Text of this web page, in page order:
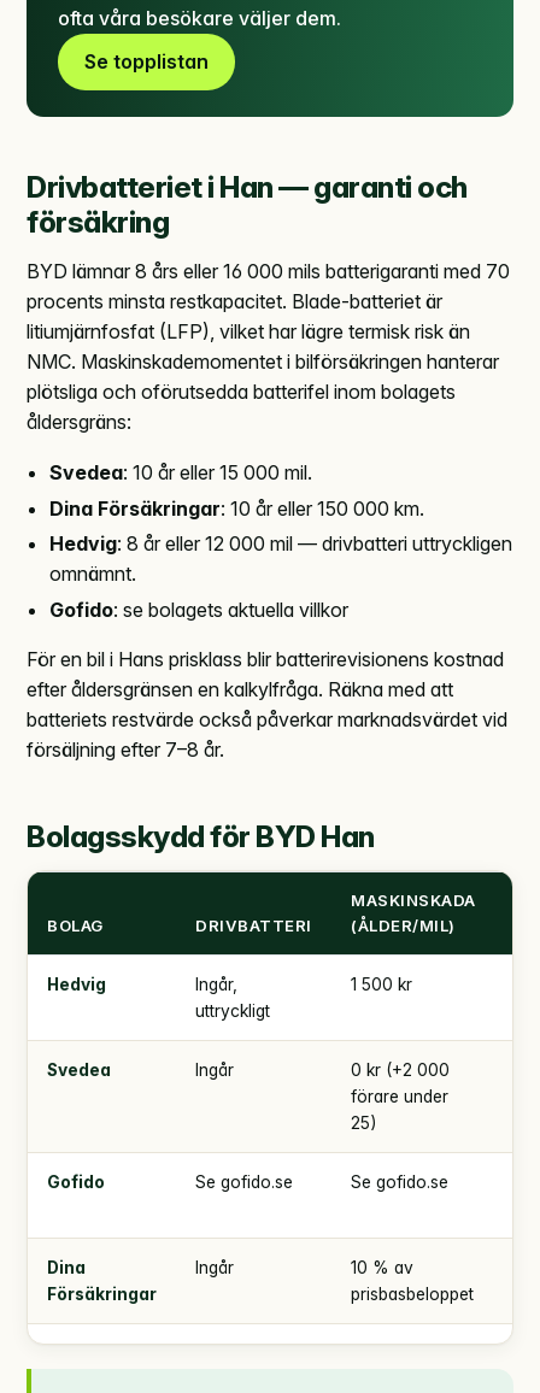
ofta våra besökare väljer dem.
Se topplistan
Drivbatteriet i Han — garanti och
försäkring
BYD lämnar 8 års eller 16 000 mils batterigaranti med 70
procents minsta restkapacitet. Blade-batteriet är
litiumjärnfosfat (LFP), vilket har lägre termisk risk än
NMC. Maskinskademomentet i bilförsäkringen hanterar
plötsliga och oförutsedda batterifel inom bolagets
åldersgräns:
Svedea: 10 år eller 15 000 mil.
Dina Försäkringar: 10 år eller 150 000 km.
Hedvig: 8 år eller 12 000 mil — drivbatteri uttryckligen
omnämnt.
Gofido: se bolagets aktuella villkor
För en bil i Hans prisklass blir batterirevisionens kostnad
efter åldersgränsen en kalkylfråga. Räkna med att
batteriets restvärde också påverkar marknadsvärdet vid
försäljning efter 7–8 år.
Bolagsskydd för BYD Han
BOLAG DRIVBATTERI
MASKINSKADA
(ÅLDER/MIL)
Hedvig
Ingår,
uttryckligt
1 500 kr
Svedea Ingår
0 kr (+2 000
förare under
25)
Gofido Se gofido.se Se gofido.se
Dina
Försäkringar
Ingår
10 % av
prisbasbeloppet